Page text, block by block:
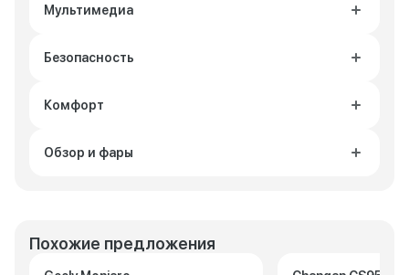
Мультимедиа
Безопасность
Комфорт
Обзор и фары
Похожие предложения